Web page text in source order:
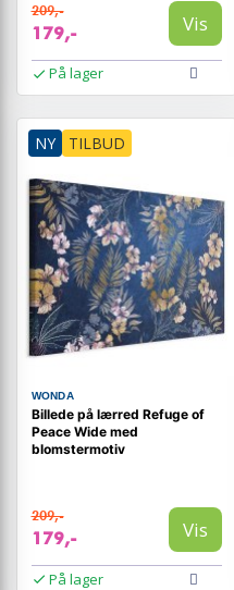
209,-
179,- Vis
På lager
NY TILBUD
WONDA
Billede på lærred Refuge of
Peace Wide med
blomstermotiv
209,-
179,- Vis
På lager